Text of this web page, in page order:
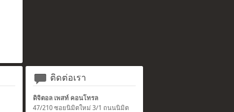
ติดต่อเรา
ดิจิตอล เพสท์ คอนโทรล
47/210 ซอยนิมิตใหม่ 3/1 ถนนนิมิต